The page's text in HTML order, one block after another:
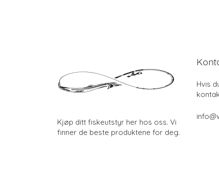
Kjøp ditt fiskeutstyr her hos oss. Vi
finner de beste produktene for deg.
Hvis